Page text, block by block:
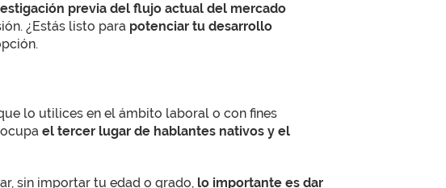
previa del flujo actual del mercado
¿Estás listo para potenciar tu desarrollo
lo utilices en el ámbito laboral o con fines
el tercer lugar de hablantes nativos y el
sin importar tu edad o grado, lo importante es dar